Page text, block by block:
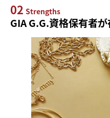
02 Strengths
GIA G.G.資格保有者